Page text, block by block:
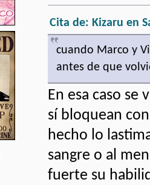
Cita de: Kizaru en
cuando Marco y
antes de que
En esa caso
sí bloquean
hecho lo
sangre o al
fuerte su